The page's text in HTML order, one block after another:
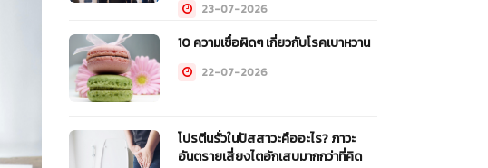
23-07-2026
10 ความเชื่อผิดๆ เกี่ยวกับโรคเบาหวาน
22-07-2026
โปรตีนรั่วในปัสสาวะคืออะไร? ภาวะ
อันตรายเสี่ยงไตอักเสบมากกว่าที่คิด